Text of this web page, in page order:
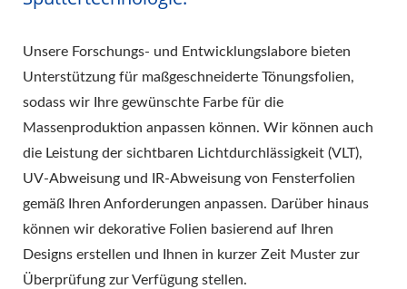
Unsere Forschungs- und Entwicklungslabore bieten
Unterstützung für maßgeschneiderte Tönungsfolien,
sodass wir Ihre gewünschte Farbe für die
Massenproduktion anpassen können. Wir können auch
die Leistung der sichtbaren Lichtdurchlässigkeit (VLT),
UV-Abweisung und IR-Abweisung von Fensterfolien
gemäß Ihren Anforderungen anpassen. Darüber hinaus
können wir dekorative Folien basierend auf Ihren
Designs erstellen und Ihnen in kurzer Zeit Muster zur
Überprüfung zur Verfügung stellen.